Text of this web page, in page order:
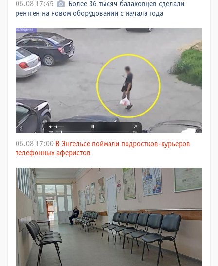
06.08 17:45
Более 36 тысяч балаковцев сделали
рентген на новом оборудовании с начала года
06.08 17:00 В Энгельсе поймали подростков-курьеров
телефонных аферистов